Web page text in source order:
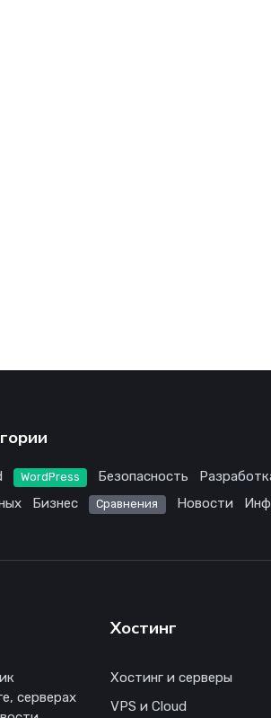
WordPress Безопасность
Бизнес Сравнения Новости
серверах
Хостинг
Хостинг и серверы
VPS и Cloud